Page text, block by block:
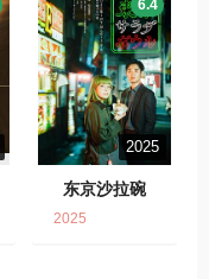
2025
东京沙拉碗
6.4
2025